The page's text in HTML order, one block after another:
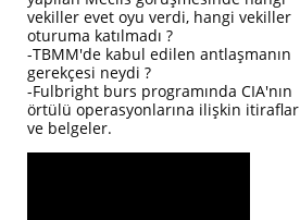
vekiller evet oyu verdi, hangi vekiller
oturuma katılmadı ?
-TBMM'de kabul edilen antlaşmanın
gerekçesi neydi ?
-Fulbright burs programında CIA'nın
örtülü operasyonlarına ilişkin itiraflar
ve belgeler.